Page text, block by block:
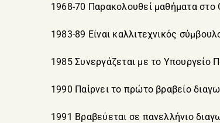
1968-70 Παρακολουθεί μαθήματα
1983-89 Είναι καλλιτεχνικός
1985 Συνεργάζεται με το Υπουργείο
1990 Παίρνει το πρώτο βραβείο
1991 Βραβεύεται σε πανελλήνιο